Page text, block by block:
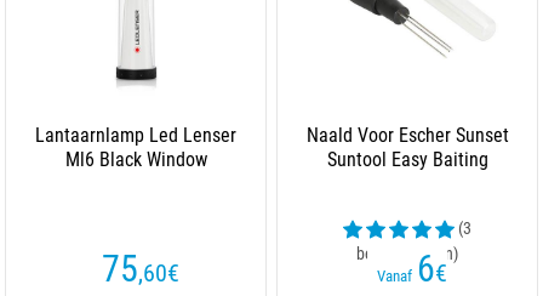
Lantaarnlamp Led Lenser
Ml6 Black Window
75,60€
Naald Voor Escher Sunset
Suntool Easy Baiting
(3
beoordelingen)
Vanaf 6€